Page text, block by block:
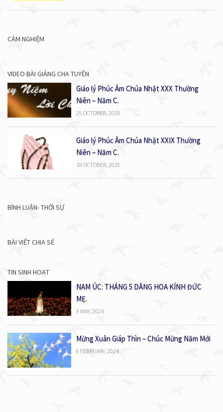
CẢM NGHIỆM
VIDEO BÀI GIẢNG CHA TUYÊN
Giáo lý Phúc Âm Chúa Nhật XXX Thường
Niên – Năm C.
25 OCTOBER, 2025
Giáo lý Phúc Âm Chúa Nhật XXIX Thường
Niên – Năm C.
18 OCTOBER, 2025
BÌNH LUẬN- THỜI SỰ
BÀI VIẾT CHIA SẺ
TIN SINH HOẠT
NAM ÚC: THÁNG 5 DÂNG HOA KÍNH ĐỨC
MẸ.
9 MAY, 2024
Mừng Xuân Giáp Thìn – Chúc Mừng Năm Mới
6 FEBRUARY, 2024